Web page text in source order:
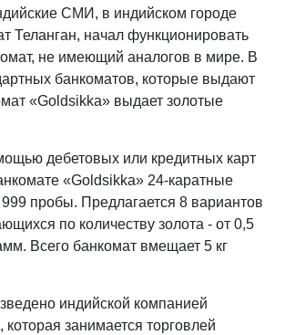
СМИ, в индийском городе
Теланган, начал функционировать
не имеющий аналогов в мире. В
банкоматов, которые выдают
«Goldsikka» выдает золотые
дебетовых или кредитных карт
«Goldsikka» 24-каратные
пробы. Предлагается 8 вариантов
по количеству золота - от 0,5
Всего банкомат вмещает 5 кг
индийской компанией
занимается торговлей